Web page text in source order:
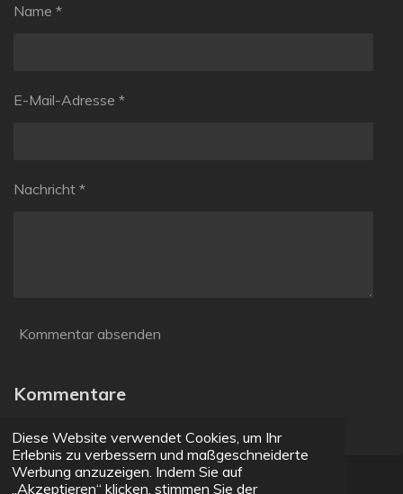
Diese Website verwendet Cookies, um Ihr
Erlebnis zu verbessern und maßgeschneiderte
Werbung anzuzeigen. Indem Sie auf
„Akzeptieren“ klicken, stimmen Sie der
Name *
E-Mail-Adresse *
Nachricht *
Kommentar absenden
Kommentare
Es gibt noch keine Kommentare.
Impressum